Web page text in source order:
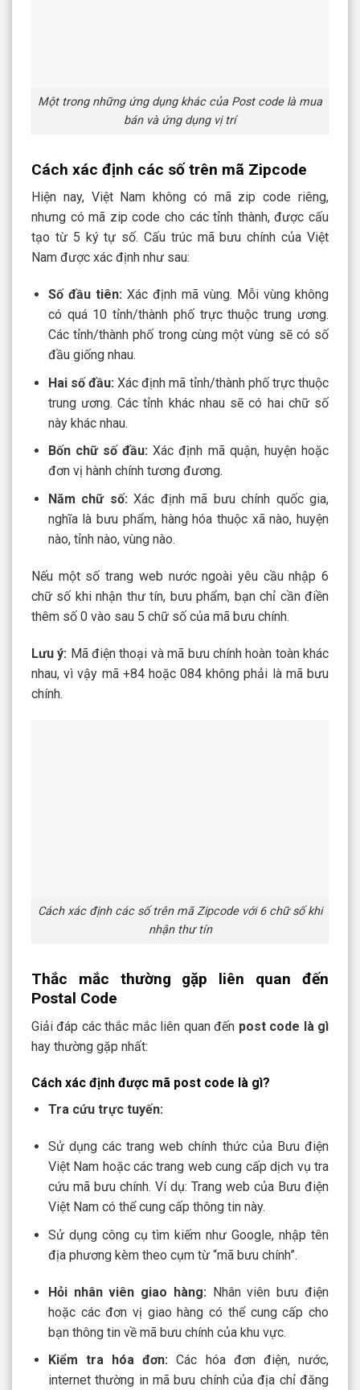
Một trong những ứng dụng khác của Post code là mua
bán và ứng dụng vị trí
Cách xác định các số trên mã Zipcode
Hiện nay, Việt Nam không có mã zip code riêng,
nhưng có mã zip code cho các tỉnh thành, được cấu
tạo từ 5 ký tự số. Cấu trúc mã bưu chính của Việt
Nam được xác định như sau:
Số đầu tiên: Xác định mã vùng. Mỗi vùng không
có quá 10 tỉnh/thành phố trực thuộc trung ương.
Các tỉnh/thành phố trong cùng một vùng sẽ có số
đầu giống nhau.
Hai số đầu:Xác định mã tỉnh/thành phố trực thuộc
trung ương. Các tỉnh khác nhau sẽ có hai chữ số
này khác nhau.
Bốn chữ số đầu: Xác định mã quận, huyện hoặc
đơn vị hành chính tương đương.
Năm chữ số: Xác định mã bưu chính quốc gia,
nghĩa là bưu phẩm, hàng hóa thuộc xã nào, huyện
nào, tỉnh nào, vùng nào.
Nếu một số trang web nước ngoài yêu cầu nhập 6
chữ số khi nhận thư tín, bưu phẩm, bạn chỉ cần điền
thêm số 0 vào sau 5 chữ số của mã bưu chính.
Lưu ý: Mã điện thoại và mã bưu chính hoàn toàn khác
nhau, vì vậy mã +84 hoặc 084 không phải là mã bưu
chính.
Cách xác định các số trên mã Zipcode với 6 chữ số khi
nhận thư tín
Thắc mắc thường gặp liên quan đến
Postal Code
Giải đáp các thắc mắc liên quan đến post code là gì
hay thường gặp nhất:
Cách xác định được mã post code là gì?
Tra cứu trực tuyến:
Sử dụng các trang web chính thức của Bưu điện
Việt Nam hoặc các trang web cung cấp dịch vụ tra
cứu mã bưu chính. Ví dụ: Trang web của Bưu điện
Việt Nam có thể cung cấp thông tin này.
Sử dụng công cụ tìm kiếm như Google, nhập tên
địa phương kèm theo cụm từ “mã bưu chính”.
Hỏi nhân viên giao hàng: Nhân viên bưu điện
hoặc các đơn vị giao hàng có thể cung cấp cho
bạn thông tin về mã bưu chính của khu vực.
Kiểm tra hóa đơn: Các hóa đơn điện, nước,
internet thường in mã bưu chính của địa chỉ đăng